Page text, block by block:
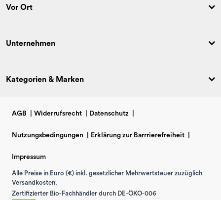
Vor Ort
Unternehmen
Kategorien & Marken
AGB Widerrufsrecht Datenschutz
Nutzungsbedingungen Erklärung zur Barrrierefreiheit
Impressum
Alle Preise in Euro (€) inkl. gesetzlicher Mehrwertsteuer zuzüglich
Versandkosten.
Zertifizierter Bio-Fachhändler durch DE-ÖKO-006